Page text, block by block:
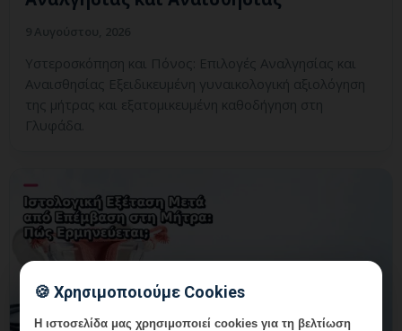
Υστεροσκόπηση και Πόνος: Επιλογές Αναλγησίας και
Αναισθησίας Εξειδικευμένη γυναικολογική αξιολόγηση
της μήτρας και εξατομικευμένη καθοδήγηση στη
Γλυφάδα.
🍪 Χρησιμοποιούμε Cookies
Η ιστοσελίδα μας χρησιμοποιεί cookies για τη βελτίωση